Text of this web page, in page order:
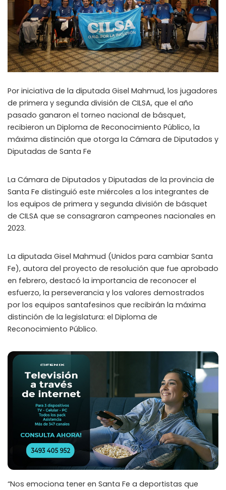
Por iniciativa de la diputada Gisel Mahmud, los jugadores
de primera y segunda división de CILSA, que el año
pasado ganaron el torneo nacional de básquet,
recibieron un Diploma de Reconocimiento Público, la
máxima distinción que otorga la Cámara de Diputados y
Diputadas de Santa Fe
La Cámara de Diputados y Diputadas de la provincia de
Santa Fe distinguió este miércoles a los integrantes de
los equipos de primera y segunda división de básquet
de CILSA que se consagraron campeones nacionales en
2023.
La diputada Gisel Mahmud (Unidos para cambiar Santa
Fe), autora del proyecto de resolución que fue aprobado
en febrero, destacó la importancia de reconocer el
esfuerzo, la perseverancia y los valores demostrados
por los equipos santafesinos que recibirán la máxima
distinción de la legislatura: el Diploma de
Reconocimiento Público.
“Nos emociona tener en Santa Fe a deportistas que